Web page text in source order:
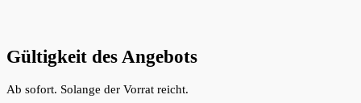
Gültigkeit des Angebots
Ab sofort. Solange der Vorrat reicht.